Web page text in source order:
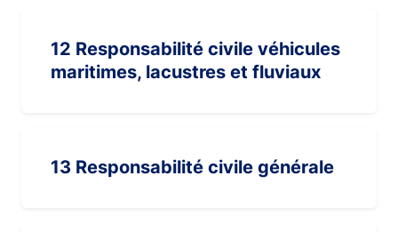
12 Responsabilité civile véhicules
maritimes, lacustres et fluviaux
13 Responsabilité civile générale